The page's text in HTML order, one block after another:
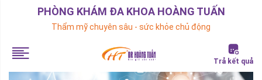
PHÒNG KHÁM ĐA KHOA HOÀNG TUẤN
Thẩm mỹ chuyên sâu - sức khỏe chủ động
Trả kết quả